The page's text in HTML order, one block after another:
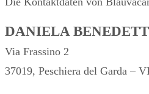
DANIELA
Via Frassino 2
37019, Peschiera del Garda –